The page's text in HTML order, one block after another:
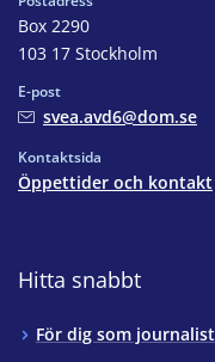
Box 2290
103 17 Stockholm
E-post
svea.avd6@dom.se
Kontaktsida
Öppettider och kontakt
Hitta snabbt
För dig som journalist